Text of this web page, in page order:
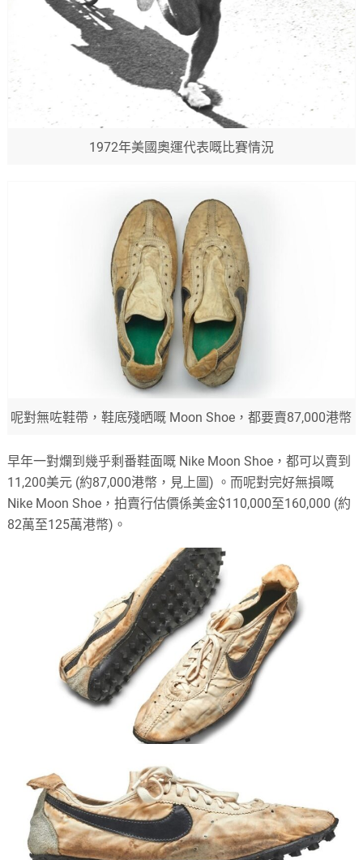
1972年美國奧運代表嘅比賽情況
呢對無咗鞋帶，鞋底殘晒嘅 Moon Shoe，都要賣87,000港幣
早年一對爛到幾乎剩番鞋面嘅 Nike Moon Shoe，都可以賣到
11,200美元 (約87,000港幣，見上圖) 。而呢對完好無損嘅
Nike Moon Shoe，拍賣行估價係美金$110,000至160,000 (約
82萬至125萬港幣)。